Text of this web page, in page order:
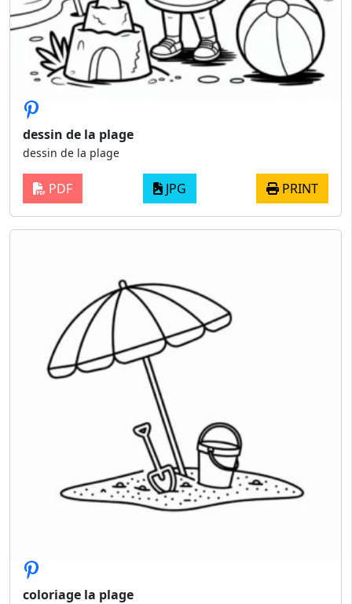
dessin de la plage
dessin de la plage
PDF JPG PRINT
coloriage la plage